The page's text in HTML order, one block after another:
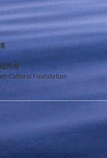
所有
Cultural Foundation